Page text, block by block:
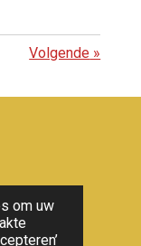
om uw
Volgende »